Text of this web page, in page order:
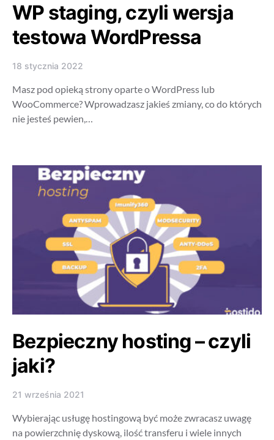
WP staging, czyli wersja
testowa WordPressa
18 stycznia 2022
Masz pod opieką strony oparte o WordPress lub
WooCommerce? Wprowadzasz jakieś zmiany, co do których
nie jesteś pewien,…
Bezpieczny hosting – czyli
jaki?
21 września 2021
Wybierając usługę hostingową być może zwracasz uwagę
na powierzchnię dyskową, ilość transferu i wiele innych